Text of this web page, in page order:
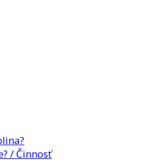
/ Činnosť